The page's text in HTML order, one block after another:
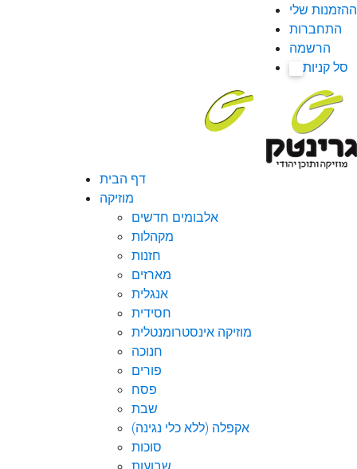
ההזמנות שלי
התחברות
הרשמה
סל קניות
דף הבית
מוזיקה
אלבומים חדשים
מקהלות
חזנות
מארזים
אנגלית
חסידית
מוזיקה אינסטרומנטלית
חנוכה
פורים
פסח
שבת
אקפלה (ללא כלי נגינה)
סוכות
שבועות